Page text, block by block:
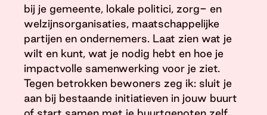
bij je gemeente, lokale politici, zorg- en
welzijnsorganisaties, maatschappelijke
partijen en ondernemers. Laat zien wat je
wilt en kunt, wat je nodig hebt en hoe je
impactvolle samenwerking voor je ziet.
Tegen betrokken bewoners zeg ik: sluit je
aan bij bestaande initiatieven in jouw buurt
of start samen met je buurtgenoten zelf